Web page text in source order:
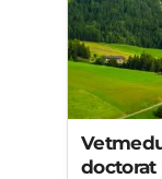
doctorat